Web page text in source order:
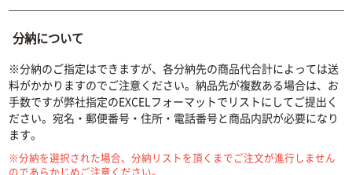
分納について
※分納のご指定はできますが、各分納先の商品代合計によっては送
料がかかりますのでご注意ください。納品先が複数ある場合は、お
手数ですが弊社指定のEXCELフォーマットでリストにしてご提出く
ださい。宛名・郵便番号・住所・電話番号と商品内訳が必要になり
ます。
※分納を選択された場合、分納リストを頂くまでご注文が進行しません
のであらかじめご注意ください。